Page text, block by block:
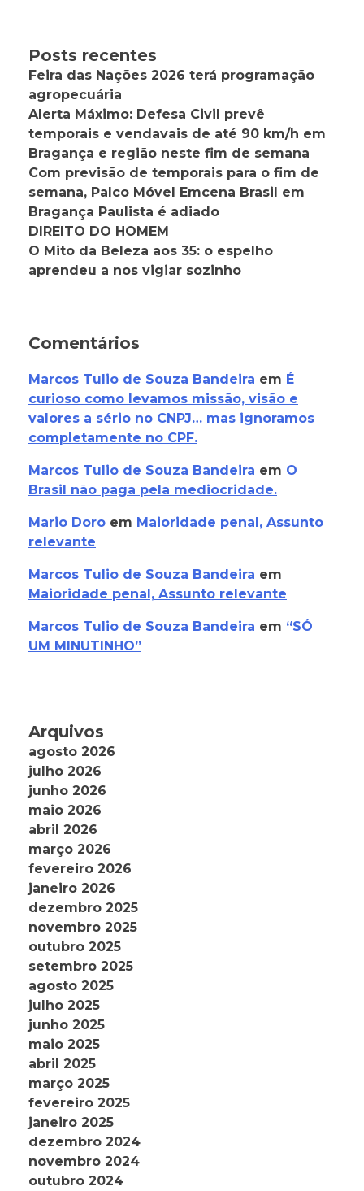
Posts recentes
Feira das Nações 2026 terá programação
agropecuária
Alerta Máximo: Defesa Civil prevê
temporais e vendavais de até 90 km/h em
Bragança e região neste fim de semana
Com previsão de temporais para o fim de
semana, Palco Móvel Emcena Brasil em
Bragança Paulista é adiado
DIREITO DO HOMEM
O Mito da Beleza aos 35: o espelho
aprendeu a nos vigiar sozinho
Comentários
Marcos Tulio de Souza Bandeira em É
curioso como levamos missão, visão e
valores a sério no CNPJ… mas ignoramos
completamente no CPF.
Marcos Tulio de Souza Bandeira em O
Brasil não paga pela mediocridade.
Mario Doro em Maioridade penal, Assunto
relevante
Marcos Tulio de Souza Bandeira em
Maioridade penal, Assunto relevante
Marcos Tulio de Souza Bandeira em “SÓ
UM MINUTINHO”
Arquivos
agosto 2026
julho 2026
junho 2026
maio 2026
abril 2026
março 2026
fevereiro 2026
janeiro 2026
dezembro 2025
novembro 2025
outubro 2025
setembro 2025
agosto 2025
julho 2025
junho 2025
maio 2025
abril 2025
março 2025
fevereiro 2025
janeiro 2025
dezembro 2024
novembro 2024
outubro 2024